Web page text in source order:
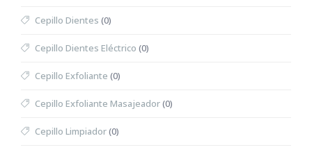
Cepillo Dientes (0)
Cepillo Dientes Eléctrico (0)
Cepillo Exfoliante (0)
Cepillo Exfoliante Masajeador(0)
Cepillo Limpiador(0)